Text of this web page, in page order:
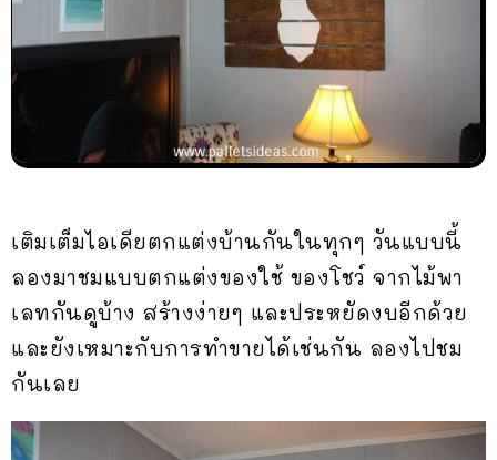
เติมเต็มไอเดียตกแต่งบ้านกันในทุกๆ วันแบบนี้
ลองมาชมแบบตกแต่งของใช้ ของโชว์ จากไม้พา
เลทกันดูบ้าง สร้างง่ายๆ และประหยัดงบอีกด้วย
และยังเหมาะกับการทำขายได้เช่นกัน ลองไปชม
กันเลย